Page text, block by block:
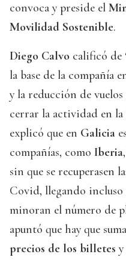
convoca y preside el
Movilidad Sostenible.
Diego Calvo calificó de
la base de la compañía
y la reducción de
cerrar la actividad en la
explicó que en Galicia
compañías, como Iberia
sin que se recuperasen
Covid, llegando incluso
minoran el número de
apuntó que hay que
precios de los billetes